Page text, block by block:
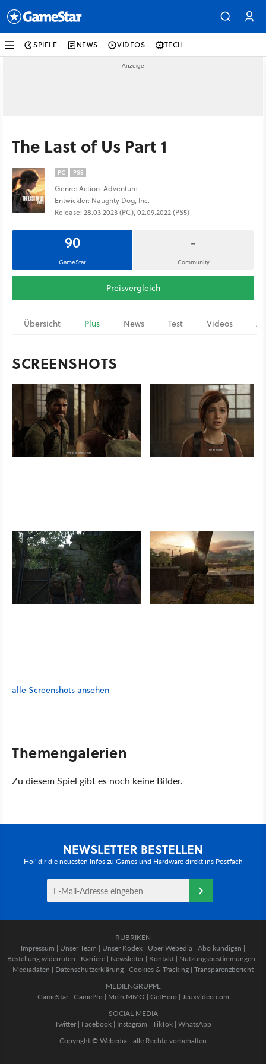
SPIELE NEWS VIDEOS TECH
The Last of Us Part 1
PC PS5
Genre: Action-Adventure
Entwickler: Naughty Dog, Inc.
Release: 28.03.2023 (PC), 02.09.2022 (PS5)
90
GameStar
-
Community
Preisvergleich
Übersicht Plus News Test Videos
SCREENSHOTS
alle Screenshots ansehen
Themengalerien
Zu diesem Spiel gibt es noch keine Bilder.
NEWSLETTER BESTELLEN
Hol' dir die neuesten Infos zu Games und Hardware direkt ins Postfach
RUBRIKEN
Impressum | Unser Team | Unser Kodex | Über Webedia | Abo kündigen |
Bestellung widerrufen | Karriere | Newsletter | Kontakt | Nutzungsbestimmungen |
Mediadaten | Datenschutzerklärung | Cookies & Tracking | Transparenzbericht
MEDIENGRUPPE
GameStar| GamePro | Mein MMO | GetHero | Jeuxvideo.com
SOCIAL MEDIA
Twitter | Facebook | Instagram | TikTok | WhatsApp
Copyright © Webedia - alle Rechte vorbehalten